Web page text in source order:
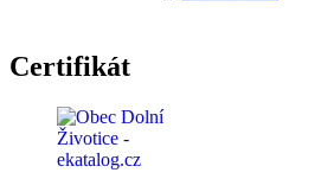
Certifikát